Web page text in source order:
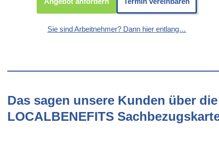
Sie sind Arbeitnehmer? Dann hier entlang…
Das sagen unsere Kunden über die
LOCALBENEFITS